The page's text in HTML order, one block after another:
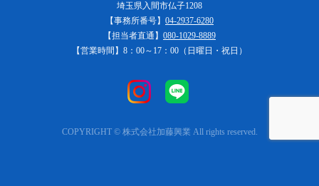
埼玉県入間市仏子1208
【事務所番号】 04-2937-6280
【担当者直通】 080-1029-8889
【営業時間】8：00～17：00（日曜日・祝日）
COPYRIGHT © 株式会社加藤興業 All rights reserved.